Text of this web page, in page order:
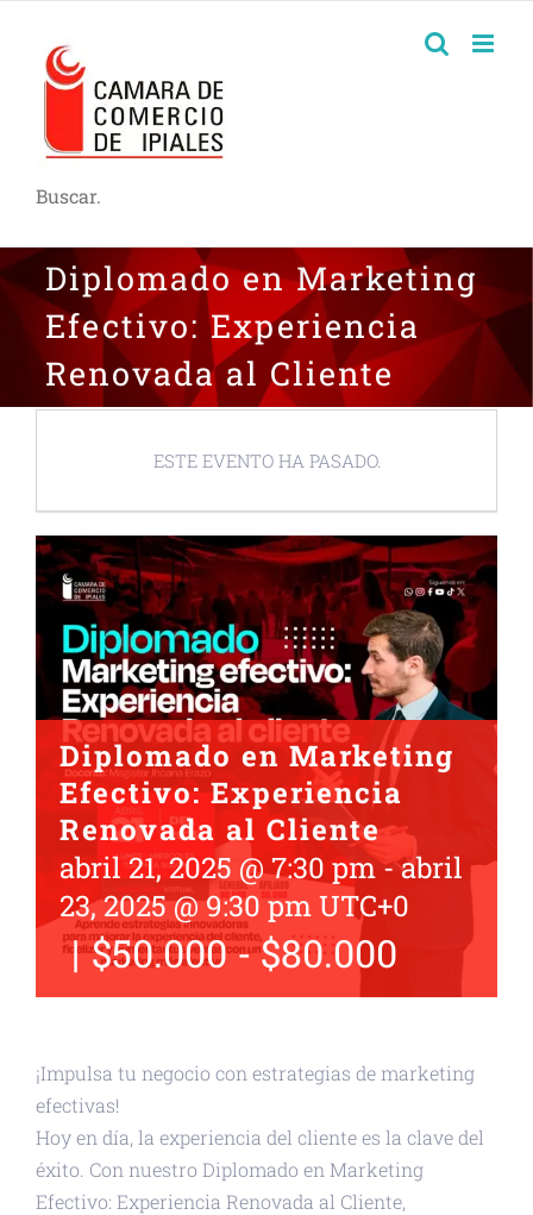
Buscar.
Diplomado en Marketing
Efectivo: Experiencia
Renovada al Cliente
ESTE EVENTO HA PASADO.
Diplomado en Marketing
Efectivo: Experiencia
Renovada al Cliente
abril 21, 2025 @ 7:30 pm-abril
23, 2025 @ 9:30 pmUTC+0
| $50.000 - $80.000
¡Impulsa tu negocio con estrategias de marketing
efectivas!
Hoy en día, la experiencia del cliente es la clave del
éxito. Con nuestro Diplomado en Marketing
Efectivo: Experiencia Renovada al Cliente,